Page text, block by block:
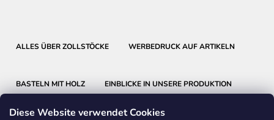
Diese Website verwendet Cookies
ALLES ÜBER ZOLLSTÖCKE WERBEDRUCK AUF ARTIKELN
BASTELN MIT HOLZ EINBLICKE IN UNSERE PRODUKTION